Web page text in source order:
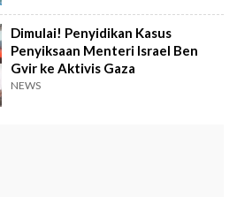
Dimulai! Penyidikan Kasus
Penyiksaan Menteri Israel Ben
Gvir ke Aktivis Gaza
NEWS